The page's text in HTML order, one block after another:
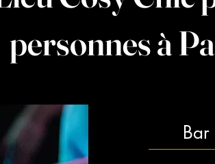
personnes à
Bar